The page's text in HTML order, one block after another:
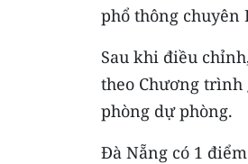
phổ thông chuyên
Sau khi điều
theo Chương trình
phòng dự phòng.
Đà Nẵng có 1